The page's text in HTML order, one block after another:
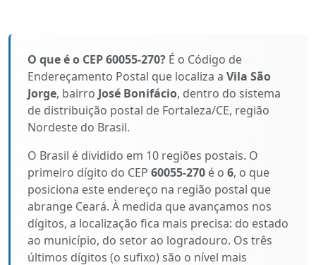
O que é o CEP 60055-270? É o Código de
Endereçamento Postal que localiza a Vila São
Jorge, bairro José Bonifácio, dentro do sistema
de distribuição postal de Fortaleza/CE, região
Nordeste do Brasil.
O Brasil é dividido em 10 regiões postais. O
primeiro dígito do CEP 60055-270 é o 6, o que
posiciona este endereço na região postal que
abrange Ceará. À medida que avançamos nos
dígitos, a localização fica mais precisa: do estado
ao município, do setor ao logradouro. Os três
últimos dígitos (o sufixo) são o nível mais